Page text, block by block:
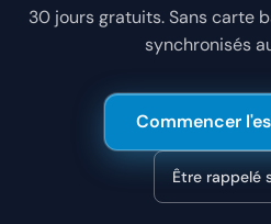
30 jours gratuits. Sans carte
synchronisés
Commencer
Être rappelé